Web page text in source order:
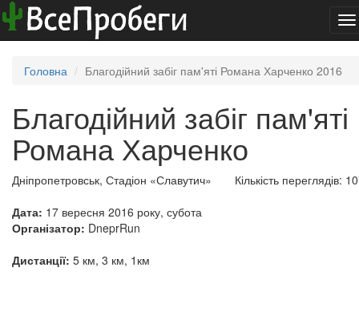
Головна Благодійний забіг пам'яті Романа Харченко 2016
Благодійний забіг пам'яті
Романа Харченко
Дніпропетровськ, Стадіон «Славутич»
Кількість переглядів:
Дата: 17 вересня 2016 року, субота
Організатор: DneprRun
Дистанції: 5 км, 3 км, 1км